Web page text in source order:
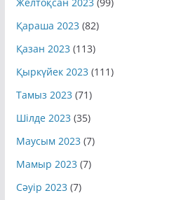
Желтоқсан 2023 (99)
Қараша 2023 (82)
Қазан 2023 (113)
Қыркүйек 2023 (111)
Тамыз 2023 (71)
Шілде 2023 (35)
Маусым 2023 (7)
Мамыр 2023 (7)
Сәуір 2023 (7)